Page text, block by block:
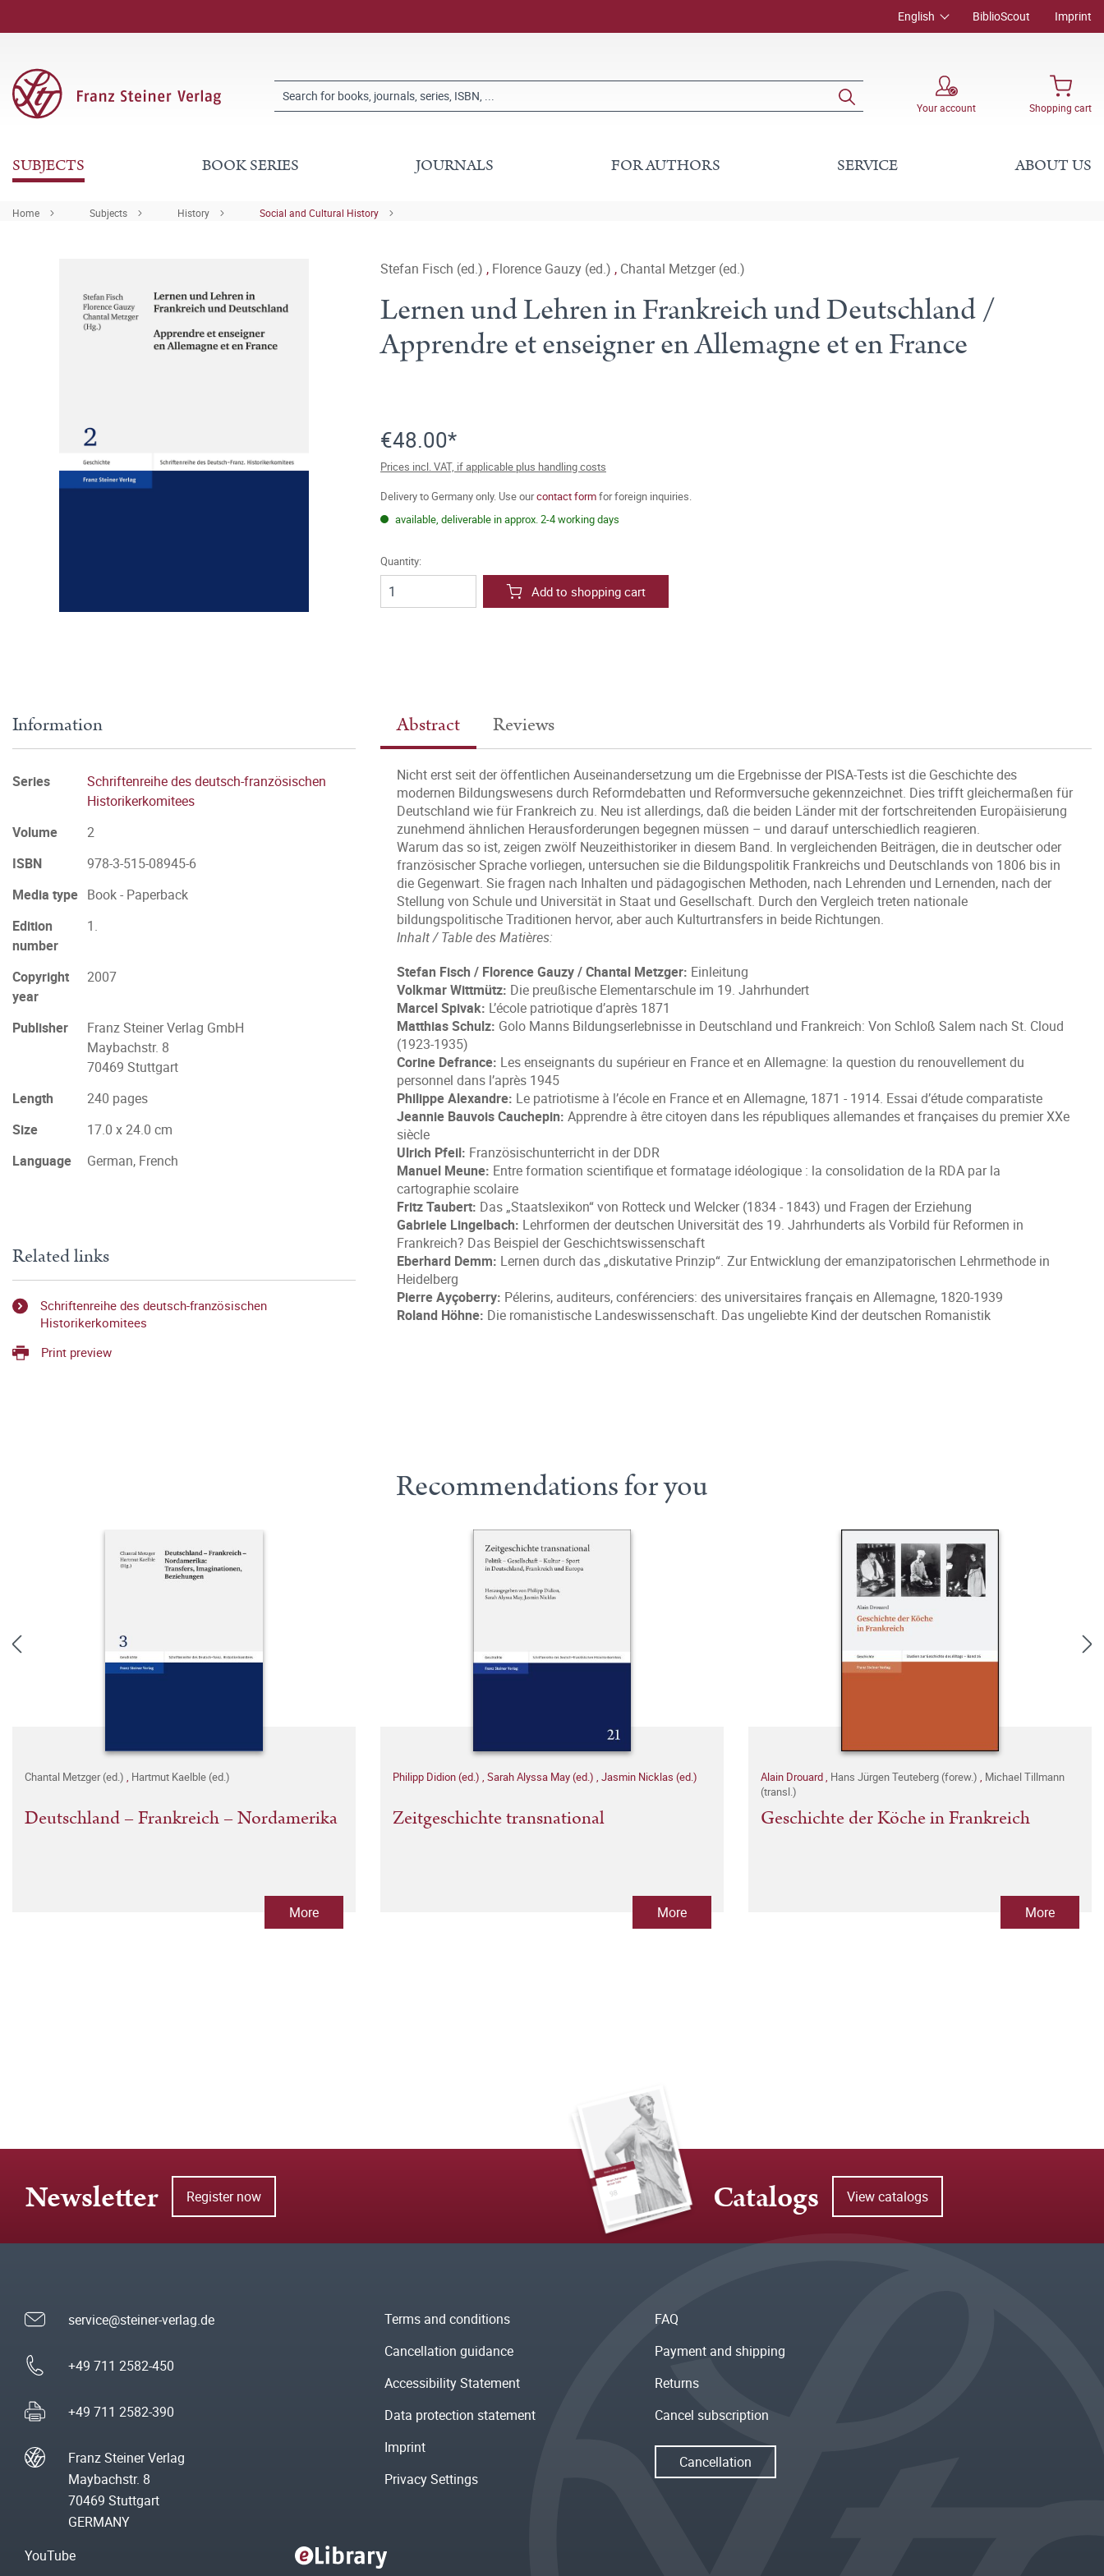
English BiblioScout Imprint
Your account Shopping cart
SUBJECTS BOOK SERIES JOURNALS FOR AUTHORS SERVICE ABOUT US
Home Subjects History Social and Cultural History
Stefan Fisch (ed.) , Florence Gauzy (ed.) , Chantal Metzger (ed.)
Lernen und Lehren in Frankreich und Deutschland /
Apprendre et enseigner en Allemagne et en France
€48.00*
Prices incl. VAT, if applicable plus handling costs
Delivery to Germany only. Use ourcontact formfor foreign inquiries.
available, deliverable in approx. 2-4 working days
Quantity:
Add to shopping cart
Abstract Reviews
Nicht erst seit der öffentlichen Auseinandersetzung um die Ergebnisse der PISA-Tests ist die Geschichte des
modernen Bildungswesens durch Reformdebatten und Reformversuche gekennzeichnet. Dies trifft gleichermaßen für
Deutschland wie für Frankreich zu. Neu ist allerdings, daß die beiden Länder mit der fortschreitenden Europäisierung
zunehmend ähnlichen Herausforderungen begegnen müssen – und darauf unterschiedlich reagieren.
Warum das so ist, zeigen zwölf Neuzeithistoriker in diesem Band. In vergleichenden Beiträgen, die in deutscher oder
französischer Sprache vorliegen, untersuchen sie die Bildungspolitik Frankreichs und Deutschlands von 1806 bis in
die Gegenwart. Sie fragen nach Inhalten und pädagogischen Methoden, nach Lehrenden und Lernenden, nach der
Stellung von Schule und Universität in Staat und Gesellschaft. Durch den Vergleich treten nationale
bildungspolitische Traditionen hervor, aber auch Kulturtransfers in beide Richtungen.
Inhalt / Table des Matières:
Stefan Fisch / Florence Gauzy / Chantal Metzger: Einleitung
Volkmar Wittmütz: Die preußische Elementarschule im 19. Jahrhundert
Marcel Spivak: L’école patriotique d’après 1871
Matthias Schulz: Golo Manns Bildungserlebnisse in Deutschland und Frankreich: Von Schloß Salem nach St. Cloud
(1923-1935)
Corine Defrance: Les enseignants du supérieur en France et en Allemagne: la question du renouvellement du
personnel dans l’après 1945
Philippe Alexandre: Le patriotisme à l’école en France et en Allemagne, 1871 - 1914. Essai d’étude comparatiste
Jeannie Bauvois Cauchepin: Apprendre à être citoyen dans les républiques allemandes et françaises du premier XXe
siècle
Ulrich Pfeil: Französischunterricht in der DDR
Manuel Meune: Entre formation scientifique et formatage idéologique : la consolidation de la RDA par la
cartographie scolaire
Fritz Taubert: Das „Staatslexikon“ von Rotteck und Welcker (1834 - 1843) und Fragen der Erziehung
Gabriele Lingelbach: Lehrformen der deutschen Universität des 19. Jahrhunderts als Vorbild für Reformen in
Frankreich? Das Beispiel der Geschichtswissenschaft
Eberhard Demm: Lernen durch das „diskutative Prinzip“. Zur Entwicklung der emanzipatorischen Lehrmethode in
Heidelberg
Pierre Ayçoberry: Pélerins, auditeurs, conférenciers: des universitaires français en Allemagne, 1820-1939
Roland Höhne: Die romanistische Landeswissenschaft. Das ungeliebte Kind der deutschen Romanistik
Information
Series
Schriftenreihe des deutsch-französischen
Historikerkomitees
Volume
2
ISBN
978-3-515-08945-6
Media type Book - Paperback
Edition
number
1.
Copyright
year
2007
Publisher
Franz Steiner Verlag GmbH
Maybachstr. 8
70469 Stuttgart
Length
240 pages
Size
17.0 x 24.0 cm
Language
German, French
Related links
Schriftenreihe des deutsch-französischen
Historikerkomitees
Print preview
Recommendations for you
Chantal Metzger (ed.) , Hartmut Kaelble (ed.)
Deutschland – Frankreich – Nordamerika
More
Philipp Didion (ed.) , Sarah Alyssa May (ed.) , Jasmin Nicklas (ed.)
Zeitgeschichte transnational
More
Alain Drouard, Hans Jürgen Teuteberg (forew.) , Michael Tillmann
(transl.)
Geschichte der Köche in Frankreich
More
Newsletter Register now Catalogs View catalogs
service@steiner-verlag.de
+49 711 2582-450
+49 711 2582-390
Franz Steiner Verlag
Maybachstr. 8
70469 Stuttgart
GERMANY
Terms and conditions
Cancellation guidance
Accessibility Statement
Data protection statement
Imprint
Privacy Settings
FAQ
Payment and shipping
Returns
Cancel subscription
Cancellation
YouTube